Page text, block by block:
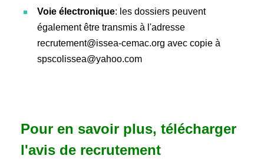
Voie électronique: les dossiers peuvent
également être transmis à l'adresse
recrutement@issea-cemac.org avec copie à
spscolissea@yahoo.com
Pour en savoir plus, télécharger
l'avis de recrutement